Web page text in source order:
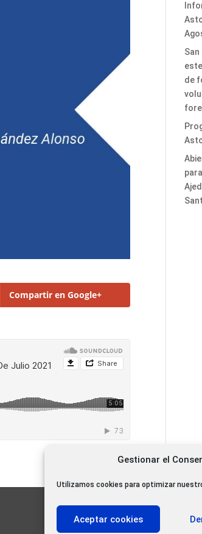
Gestionar el
Utilizamos cookies para optimizar
Aceptar cookies
Compartir en Google+
de
11.000 Gracias